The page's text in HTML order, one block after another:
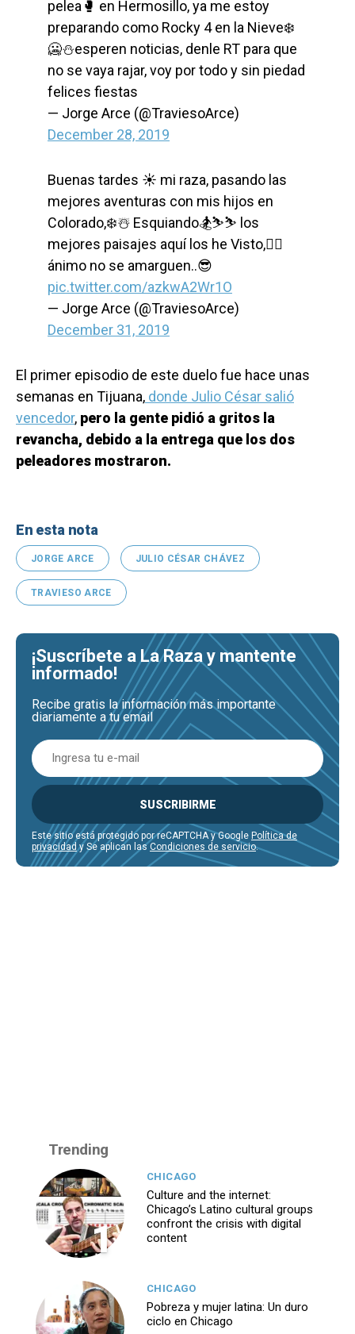
pelea🥊 en Hermosillo, ya me estoy
preparando como Rocky 4 en la Nieve❄️
🥶⛄️esperen noticias, denle RT para que
no se vaya rajar, voy por todo y sin piedad
felices fiestas
— Jorge Arce (@TraviesoArce)
December 28, 2019
Buenas tardes ☀️ mi raza, pasando las
mejores aventuras con mis hijos en
Colorado,❄️☃️ Esquiando🏂⛷⛷ los
mejores paisajes aquí los he Visto,☝🏻
ánimo no se amarguen..😎
pic.twitter.com/azkwA2Wr1O
— Jorge Arce (@TraviesoArce)
December 31, 2019
El primer episodio de este duelo fue hace unas
semanas en Tijuana, donde Julio César salió
vencedor, pero la gente pidió a gritos la
revancha, debido a la entrega que los dos
peleadores mostraron.
En esta nota
JORGE ARCE JULIO CÉSAR CHÁVEZ
TRAVIESO ARCE
¡Suscríbete a La Raza y mantente
informado!
Recibe gratis la información más importante
diariamente a tu email
SUSCRIBIRME
Este sitio está protegido por reCAPTCHA y Google Política de
privacidad y Se aplican lasCondiciones de servicio.
Trending
1
CHICAGO
Culture and the internet:
Chicago’s Latino cultural groups
confront the crisis with digital
content
CHICAGO
Pobreza y mujer latina: Un duro
ciclo en Chicago